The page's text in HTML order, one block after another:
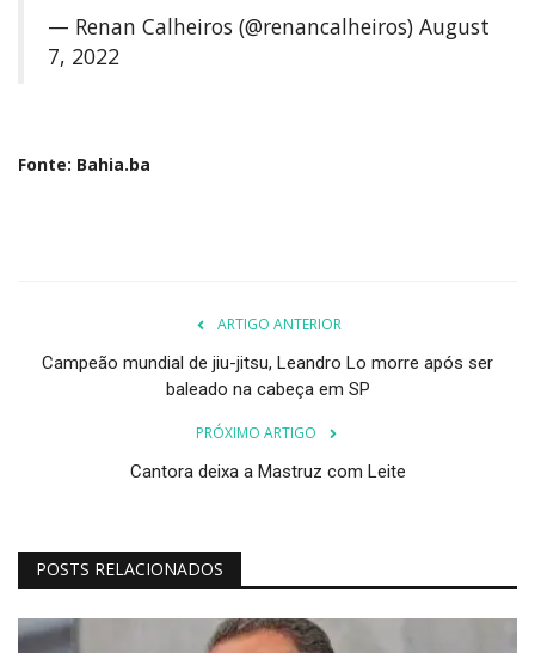
— Renan Calheiros (@renancalheiros) August
7, 2022
Fonte: Bahia.ba
ARTIGO ANTERIOR
Campeão mundial de jiu-jitsu, Leandro Lo morre após ser
baleado na cabeça em SP
PRÓXIMO ARTIGO
Cantora deixa a Mastruz com Leite
POSTS RELACIONADOS